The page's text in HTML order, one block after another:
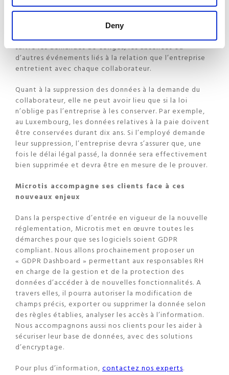
Deny
effectuer divers traitements, selon ses besoins. Divers
modules permettent d’effectuer le calcul des salaires
et l’établissement des fiches de paie, d’effectuer un
suivre les demandes de congés, les absences ou
d’autres événements liés à la relation que l’entreprise
entretient avec chaque collaborateur.
Quant à la suppression des données à la demande du
collaborateur, elle ne peut avoir lieu que si la loi
n’oblige pas l’entreprise à les conserver. Par exemple,
au Luxembourg, les données relatives à la paie doivent
être conservées durant dix ans. Si l’employé demande
leur suppression, l’entreprise devra s’assurer que, une
fois le délai légal passé, la donnée sera effectivement
bien supprimée et devra être en mesure de le prouver.
Microtis accompagne ses clients face à ces
nouveaux enjeux
Dans la perspective d’entrée en vigueur de la nouvelle
réglementation, Microtis met en œuvre toutes les
démarches pour que ses logiciels soient GDPR
compliant. Nous allons prochainement proposer un
« GDPR Dashboard » permettant aux responsables RH
en charge de la gestion et de la protection des
données d’accéder à de nouvelles fonctionnalités. A
travers elles, il pourra autoriser la modification de
champs précis, exporter ou supprimer la donnée selon
des règles établies, analyser les accès à l’information.
Nous accompagnons aussi nos clients pour les aider à
sécuriser leur base de données, avec des solutions
d’encryptage.
Pour plus d’information, contactez nos experts.